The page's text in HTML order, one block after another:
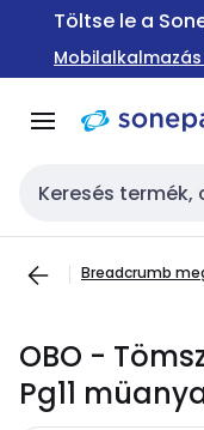
Ugrás a
Ugrás a
Töltse le a
Keresési bemenet
Breadcrumb
OBO -
Pg11